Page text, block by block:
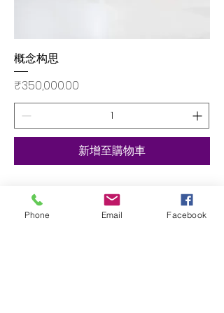
概念构思
價格
₹350,000.00
新增至購物車
后退
Phone Email Facebook